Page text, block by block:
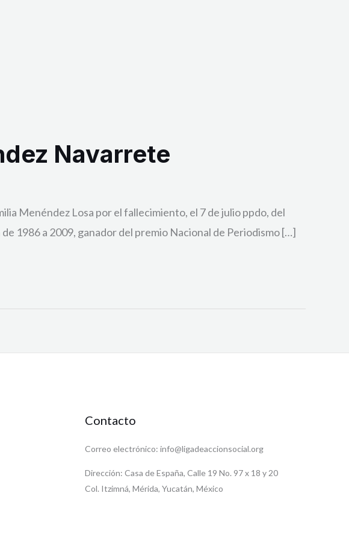
Navarrete
Menéndez Losa por el fallecimiento, el 7 de julio ppdo, del
1986 a 2009, ganador del premio Nacional de Periodismo […]
Contacto
Correo electrónico: info@ligadeaccionsocial.org
Dirección: Casa de España, Calle 19 No. 97 x 18 y 20
Col. Itzimná, Mérida, Yucatán, México